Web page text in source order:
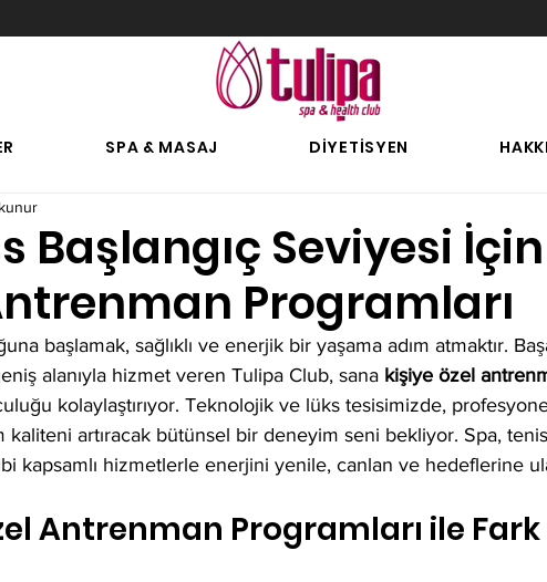
SPA & MASAJ DİYETİSYEN
Başlangıç Seviyesi
Programları
başlamak, sağlıklı ve enerjik bir yaşama adım atmaktır.
alanıyla hizmet veren Tulipa Club, sana kişiye özel
kolaylaştırıyor. Teknolojik ve lüks tesisimizde,
kaliteni artıracak bütünsel bir deneyim seni bekliyor. Spa,
kapsamlı hizmetlerle enerjini yenile, canlan ve hedeflerine
Antrenman Programları ile